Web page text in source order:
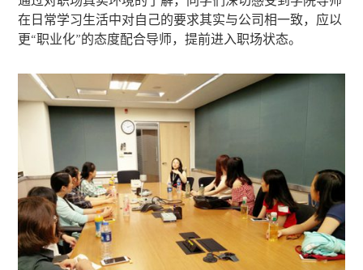
在日常学习生活中对自己的要求其实与公司相一致，应以
更“职业化”的态度配合导师，提前进入职场状态。